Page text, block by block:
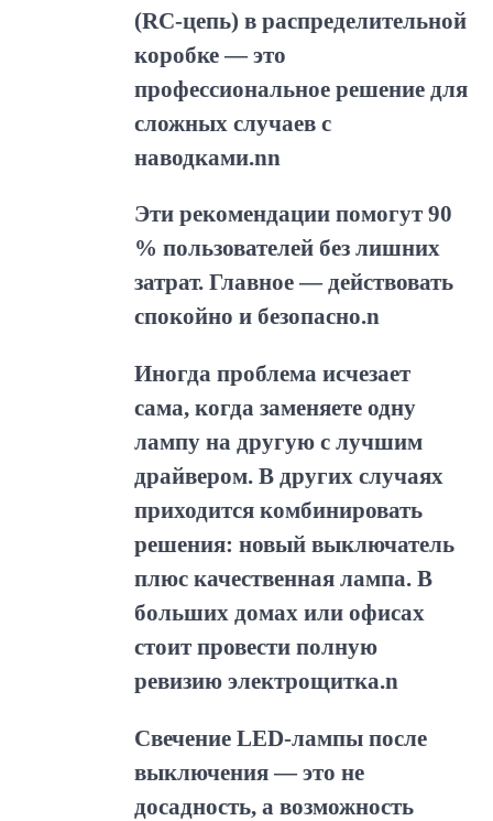
(RC-цепь) в распределительной
коробке — это
профессиональное решение для
сложных случаев с
наводками.nn
Эти рекомендации помогут 90
% пользователей без лишних
затрат. Главное — действовать
спокойно и безопасно.n
Иногда проблема исчезает
сама, когда заменяете одну
лампу на другую с лучшим
драйвером. В других случаях
приходится комбинировать
решения: новый выключатель
плюс качественная лампа. В
больших домах или офисах
стоит провести полную
ревизию электрощитка.n
Свечение LED-лампы после
выключения — это не
досадность, а возможность